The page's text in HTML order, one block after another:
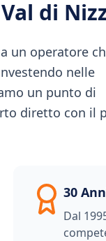
Val di
un operatore
nelle
un punto di
diretto con il
30
Dal